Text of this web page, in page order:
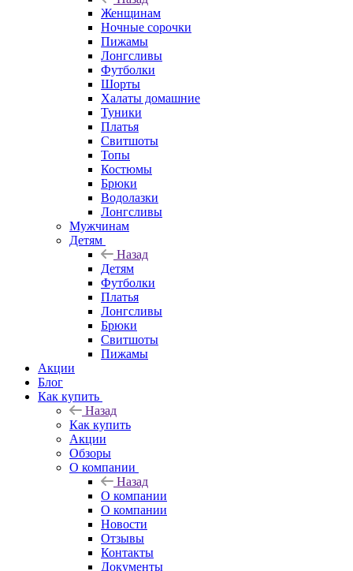
Женщинам
Ночные сорочки
Пижамы
Лонгсливы
Футболки
Шорты
Халаты домашние
Туники
Платья
Свитшоты
Топы
Костюмы
Брюки
Водолазки
Лонгсливы
Мужчинам
Детям
Назад
Детям
Футболки
Платья
Лонгсливы
Брюки
Свитшоты
Пижамы
Акции
Блог
Как купить
Назад
Как купить
Акции
Обзоры
О компании
Назад
О компании
О компании
Новости
Отзывы
Контакты
Документы